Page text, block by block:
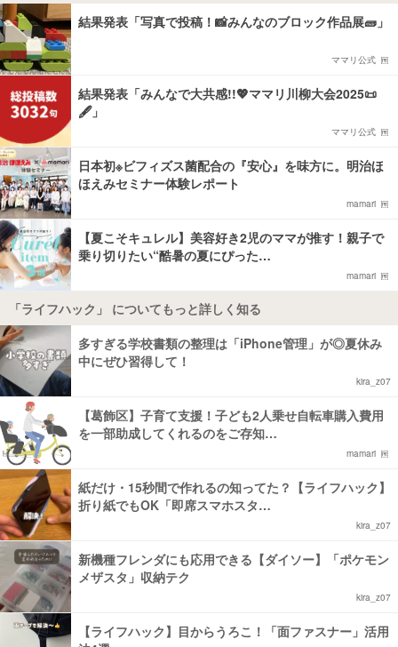
結果発表「写真で投稿！📸みんなのブロック作品展🧱」
ママリ公式
結果発表「みんなで大共感!!💖ママリ川柳大会2025📜
🖋️」
ママリ公式
日本初※ビフィズス菌配合の『安心』を味方に。明治ほ
ほえみセミナー体験レポート
mamari
【夏こそキュレル】美容好き2児のママが推す！親子で
乗り切りたい“酷暑の夏にぴった…
mamari
「ライフハック」 についてもっと詳しく知る
多すぎる学校書類の整理は「iPhone管理」が◎夏休み
中にぜひ習得して！
kira_z07
【葛飾区】子育て支援！子ども2人乗せ自転車購入費用
を一部助成してくれるのをご存知…
mamari
紙だけ・15秒間で作れるの知ってた？【ライフハック】
折り紙でもOK「即席スマホスタ…
kira_z07
新機種フレンダにも応用できる【ダイソー】「ポケモン
メザスタ」収納テク
kira_z07
【ライフハック】目からうろこ！「面ファスナー」活用